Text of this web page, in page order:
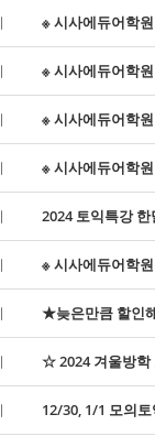
※ 시사에듀어학
※ 시사에듀어학
※ 시사에듀어학
※ 시사에듀어학
2024 토익특강
※ 시사에듀어학
★늦은만큼 할인
☆ 2024 겨울방
12/30, 1/1 모의